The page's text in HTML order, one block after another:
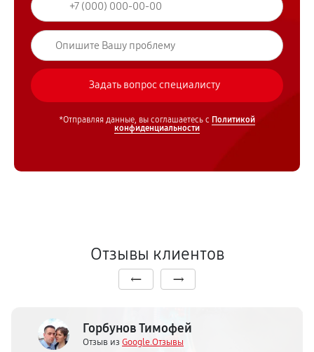
*Отправляя данные, вы соглашаетесь с Политикой
конфиденциальности
Отзывы клиентов
Горбунов Тимофей
Отзыв из Google.Отзывы